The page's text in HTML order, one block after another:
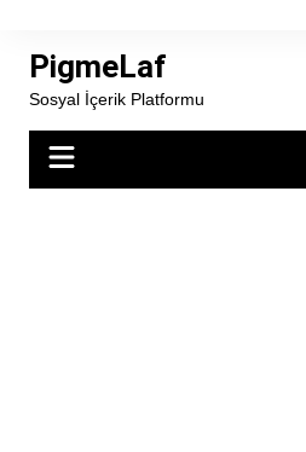
contentPigmeLaf
Sosyal İçerik Platformu